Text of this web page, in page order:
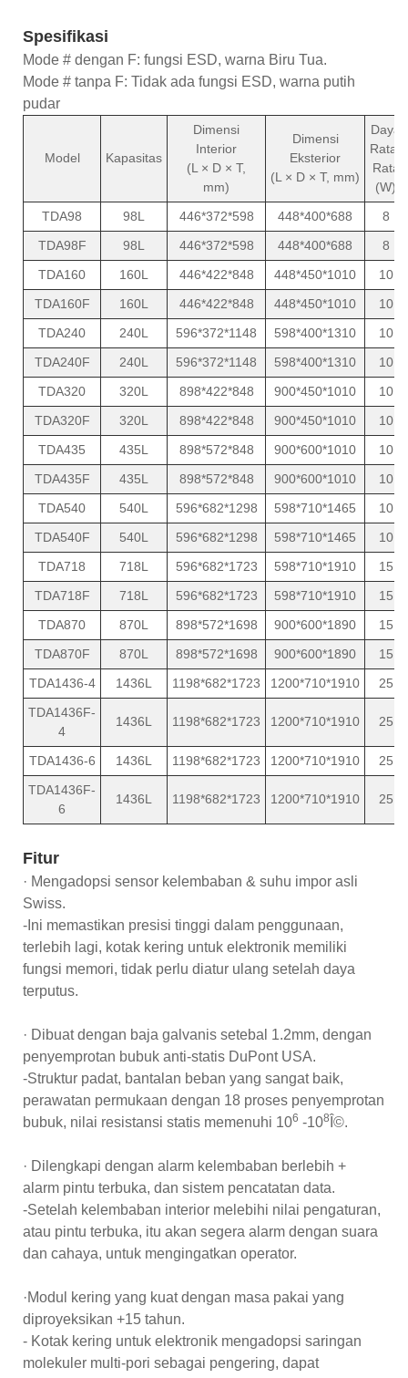
Spesifikasi
Mode # dengan F: fungsi ESD, warna Biru Tua.
Mode # tanpa F: Tidak ada fungsi ESD, warna putih
pudar
Model Kapasitas
Dimensi
Interior
(L × D × T,
mm)
Dimensi
Eksterior
(L × D × T, mm)
Daya
Rata-
Rata
(W)
TDA98
98L 446*372*598 448*400*688
8
TDA98F
98L 446*372*598 448*400*688
8
TDA160
160L 446*422*848 448*450*1010
10
TDA160F
160L 446*422*848 448*450*1010
10
TDA240
240L 596*372*1148 598*400*1310
10
TDA240F
240L 596*372*1148 598*400*1310
10
TDA320
320L 898*422*848 900*450*1010
10
TDA320F
320L 898*422*848 900*450*1010
10
TDA435
435L 898*572*848 900*600*1010
10
TDA435F
435L 898*572*848 900*600*1010
10
TDA540
540L 596*682*1298 598*710*1465
10
TDA540F
540L 596*682*1298 598*710*1465
10
TDA718
718L 596*682*1723 598*710*1910
15
TDA718F
718L 596*682*1723 598*710*1910
15
TDA870
870L 898*572*1698 900*600*1890
15
TDA870F
870L 898*572*1698 900*600*1890
15
TDA1436-4
1436L 1198*682*1723 1200*710*1910
25
TDA1436F-
4
1436L 1198*682*1723 1200*710*1910 25
TDA1436-6 1436L 1198*682*1723 1200*710*1910
25
TDA1436F-
6
1436L 1198*682*1723 1200*710*1910 25
Fitur
· Mengadopsi sensor kelembaban & suhu impor asli
Swiss.
-Ini memastikan presisi tinggi dalam penggunaan,
terlebih lagi, kotak kering untuk elektronik memiliki
fungsi memori, tidak perlu diatur ulang setelah daya
terputus.
· Dibuat dengan baja galvanis setebal 1.2mm, dengan
penyemprotan bubuk anti-statis DuPont USA.
-Struktur padat, bantalan beban yang sangat baik,
perawatan permukaan dengan 18 proses penyemprotan
bubuk, nilai resistansi statis memenuhi 106 -108 Î©.
· Dilengkapi dengan alarm kelembaban berlebih +
alarm pintu terbuka, dan sistem pencatatan data.
-Setelah kelembaban interior melebihi nilai pengaturan,
atau pintu terbuka, itu akan segera alarm dengan suara
dan cahaya, untuk mengingatkan operator.
·Modul kering yang kuat dengan masa pakai yang
diproyeksikan +15 tahun.
- Kotak kering untuk elektronik mengadopsi saringan
molekuler multi-pori sebagai pengering, dapat